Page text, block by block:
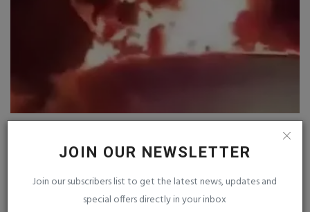
JOIN OUR NEWSLETTER
Join our subscribers list to get the latest news, updates and
special offers directly in your inbox
હુમલો કર્યો : પ૮ સૈનિકોના...